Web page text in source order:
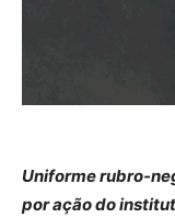
Uniforme rubro-
por ação do